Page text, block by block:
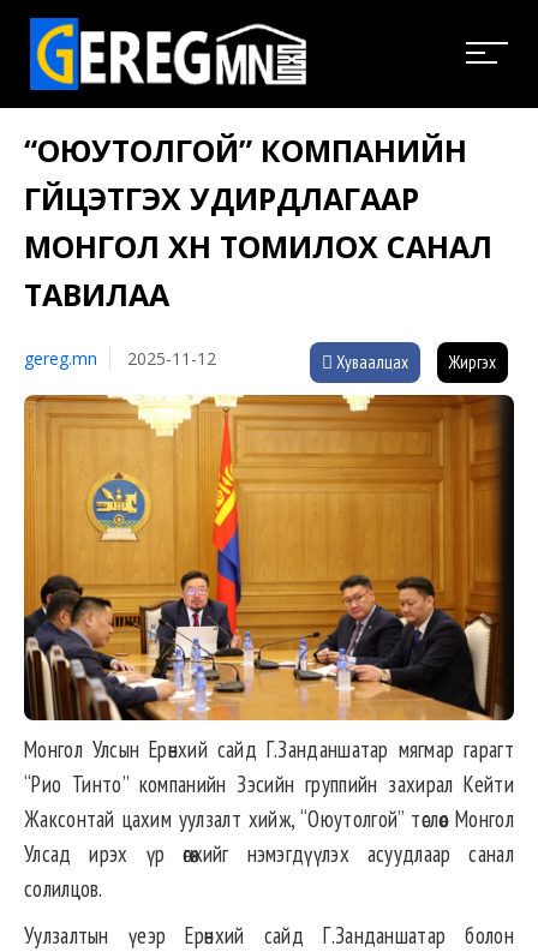
“ОЮУТОЛГОЙ” КОМПАНИЙН
ГҮЙЦЭТГЭХ УДИРДЛАГААР
МОНГОЛ ХҮН ТОМИЛОХ САНАЛ
ТАВИЛАА
gereg.mn 2025-11-12 Хуваалцах Жиргэх
Монгол Улсын Ерөнхий сайд Г.Занданшатар мягмар гарагт
“Рио Тинто” компанийн Зэсийн группийн захирал Кейти
Жаксонтай цахим уулзалт хийж, “Оюутолгой” төслөөс Монгол
Улсад ирэх үр өгөөжийг нэмэгдүүлэх асуудлаар санал
солилцов.
Уулзалтын үеэр Ерөнхий сайд Г.Занданшатар болон